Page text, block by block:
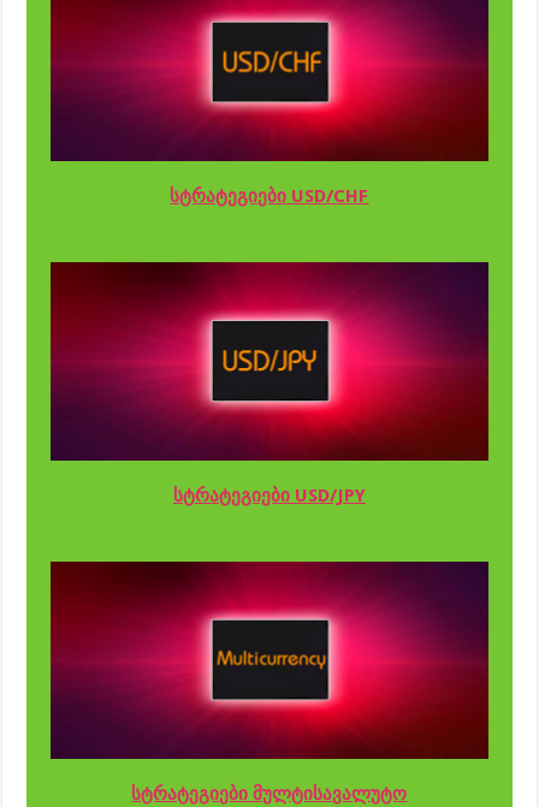
სტრატეგიები USD/CHF
სტრატეგიები USD/JPY
სტრატეგიები მულტისავალუტო